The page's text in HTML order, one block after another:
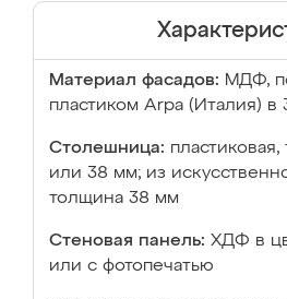
Материал фасадов: МДФ,
пластиком Arpa (Италия) в
Столешница:
или 38 мм; из
толщина 38 мм
Стеновая панель: ХДФ в
или с фотопечатью